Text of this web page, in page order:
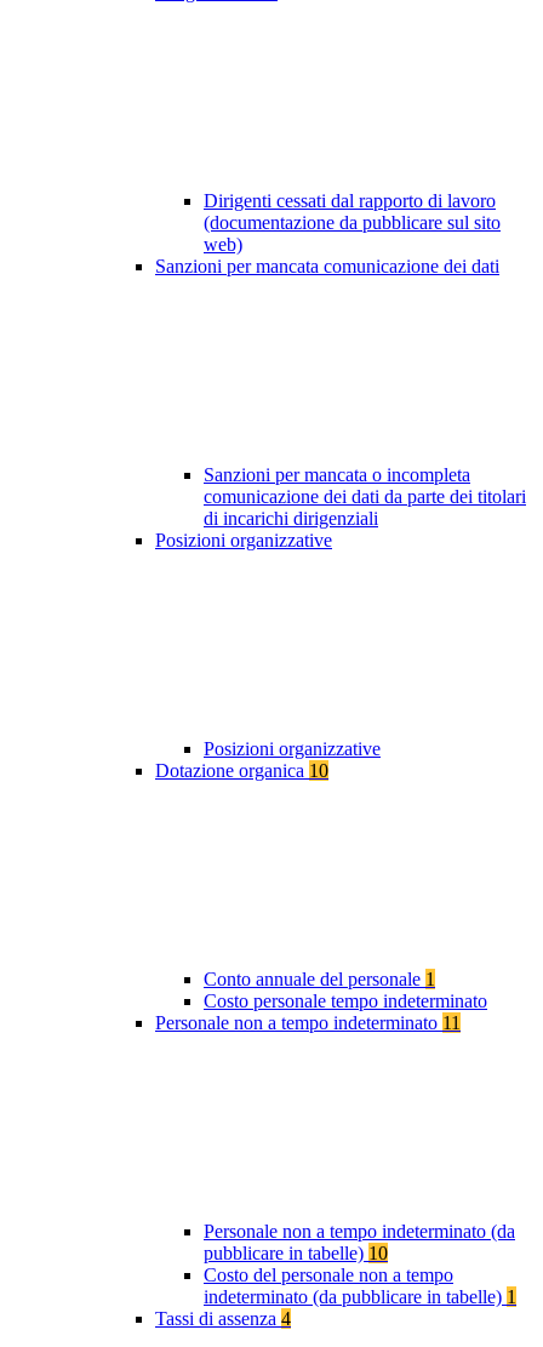
Dirigenti cessati dal rapporto di lavoro
(documentazione da pubblicare sul sito
web)
Sanzioni per mancata comunicazione dei dati
Sanzioni per mancata o incompleta
comunicazione dei dati da parte dei titolari
di incarichi dirigenziali
Posizioni organizzative
Posizioni organizzative
Dotazione organica 10
Conto annuale del personale 1
Costo personale tempo indeterminato
Personale non a tempo indeterminato 11
Personale non a tempo indeterminato (da
pubblicare in tabelle) 10
Costo del personale non a tempo
indeterminato (da pubblicare in tabelle) 1
Tassi di assenza 4